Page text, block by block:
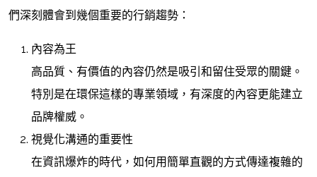
們深刻體會到幾個重要的行銷趨勢：
內容為王
高品質、有價值的內容仍然是吸引和留住受眾的關鍵。
特別是在環保這樣的專業領域，有深度的內容更能建立
品牌權威。
視覺化溝通的重要性
在資訊爆炸的時代，如何用簡單直觀的方式傳達複雜的